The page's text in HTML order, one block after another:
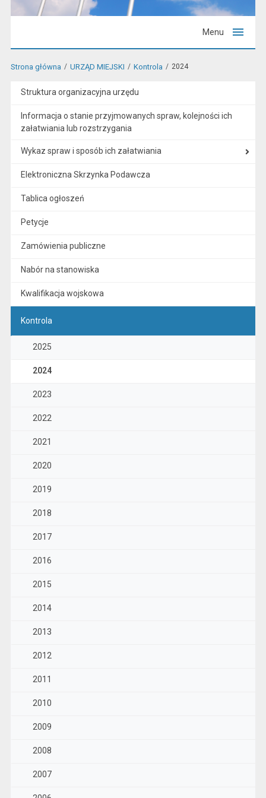
Menu
Strona główna URZĄD MIEJSKI Kontrola 2024
Struktura organizacyjna urzędu
Informacja o stanie przyjmowanych spraw, kolejności ich
załatwiania lub rozstrzygania
Wykaz spraw i sposób ich załatwiania
Elektroniczna Skrzynka Podawcza
Tablica ogłoszeń
Petycje
Zamówienia publiczne
Nabór na stanowiska
Kwalifikacja wojskowa
Kontrola
2025
2024
2023
2022
2021
2020
2019
2018
2017
2016
2015
2014
2013
2012
2011
2010
2009
2008
2007